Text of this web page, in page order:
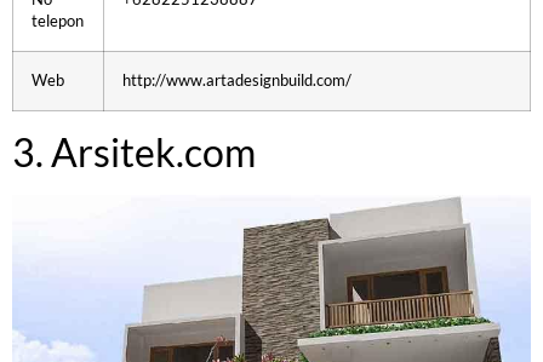
telepon
Web http://www.artadesignbuild.com/
3. Arsitek.com